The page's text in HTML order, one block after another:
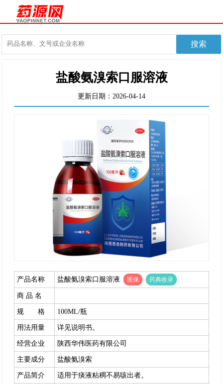
盐酸氨溴索口服溶液
更新日期：2026-04-14
产品名称 盐酸氨溴索口服溶液 医保 药典收录
商 品 名
规 格 100ML/瓶
用法用量 详见说明书。
经营企业 陕西华伟医药有限公司
主要成分 盐酸氨溴索
产品简介 适用于痰液粘稠不易咳出者。